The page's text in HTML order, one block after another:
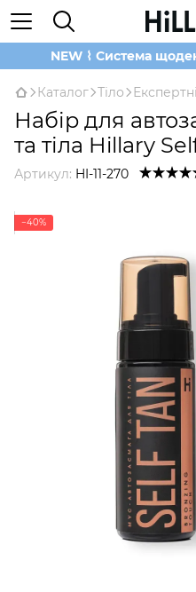
NEW ⌇ Система
Каталог Тіло
Набір для
та тіла Hillary
Артикул: HI-11-270
−40%